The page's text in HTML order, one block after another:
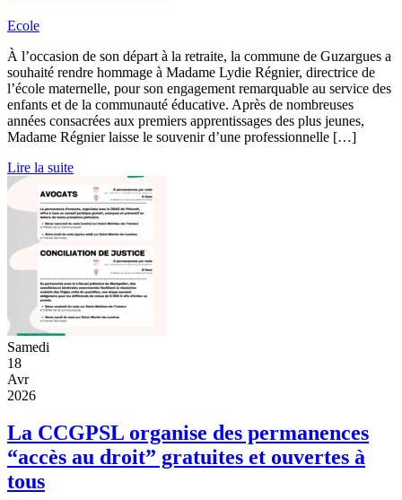
Ecole
À l’occasion de son départ à la retraite, la commune de Guzargues a
souhaité rendre hommage à Madame Lydie Régnier, directrice de
l’école maternelle, pour son engagement remarquable au service des
enfants et de la communauté éducative. Après de nombreuses
années consacrées aux premiers apprentissages des plus jeunes,
Madame Régnier laisse le souvenir d’une professionnelle […]
Lire la suite
Samedi
18
Avr
2026
La CCGPSL organise des permanences
“accès au droit” gratuites et ouvertes à
tous